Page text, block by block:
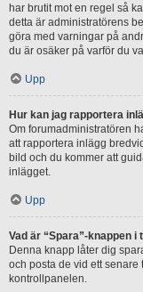
har brutit mot en regel så
detta är administratörens
göra med varningar på
du är osäker på varför du
Upp
Hur kan jag rapportera
Om forumadministratören
att rapportera inlägg
bild och du kommer att
inlägget.
Upp
Vad är “Spara”-knappen
Denna knapp låter dig
och posta de vid ett senare
kontrollpanelen.